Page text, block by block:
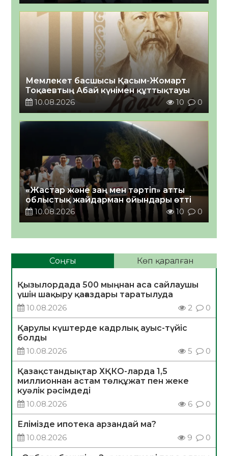
Мемлекет басшысы Қасым-Жомарт
Тоқаевтың Абай күнімен құттықтауы
10.08.2026
10 0
«Жастар және заң мен тәртіп» атты
облыстық жайдарман ойындары өтті
10.08.2026
10 0
Соңғы Көп қаралған
Қызылордада 500 мыңнан аса сайлаушы
үшін шақыру қағаздары таратылуда
10.08.2026
2 0
Қарулы күштерде кадрлық ауыс-түйіс
болды
10.08.2026
5 0
Қазақстандықтар ХҚКО-ларда 1,5
миллионнан астам төлқұжат пен жеке
куәлік рәсімдеді
10.08.2026
6 0
Елімізде ипотека арзандай ма?
10.08.2026
9 0